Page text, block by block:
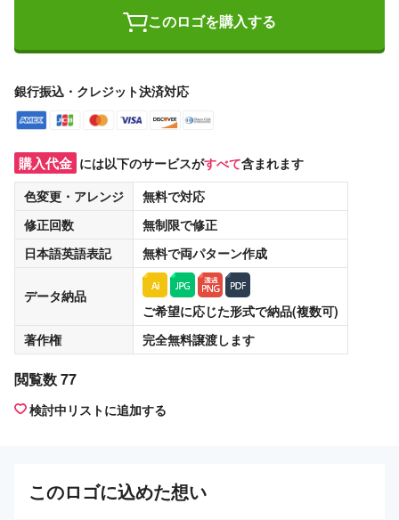
このロゴを購入する
銀行振込・クレジット決済対応
購入代金 には以下のサービスがすべて含まれます
色変更・アレンジ
無料で対応
修正回数
無制限で修正
日本語英語表記
無料で両パターン作成
データ納品
ご希望に応じた形式で納品(複数可)
著作権
完全無料譲渡します
閲覧数 77
検討中リストに追加する
このロゴに込めた想い